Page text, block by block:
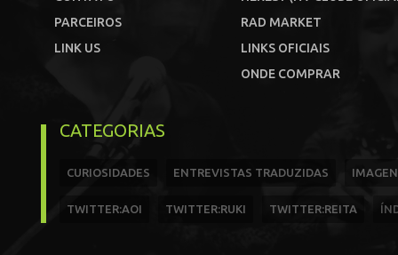
PARCEIROS
LINK US
RAD MARKET
LINKS OFICIAIS
ONDE COMPRAR
CATEGORIAS
CURIOSIDADES ENTREVISTAS TRADUZIDAS
TWITTER:AOI TWITTER:RUKI TWITTER:REITA